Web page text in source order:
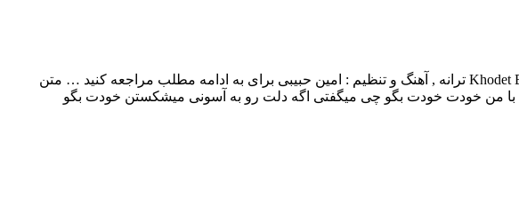
امین حبیبی بنام خودت بگو با بالاترین کیفیت – Khodet Bego ترانه , آهنگ و تنظیم : امین حبیبی برای به ادامه مطلب مراجعه کنید … متن
با من خودت خودت بگو چی میگفتی اگه دلت رو به آسونی میشکستن خودت بگو